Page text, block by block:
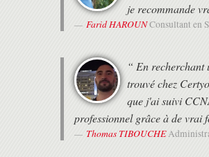
Décrire FCoE
Configurer FCoE sur Cisco MDS
Améliorer la gestion de la sécurité
Configurer les services AAA
Mettre en oeuvre la sécurité des
Configurer FC-SP
Mettre en oeuvre le cryptage des liens
MISE EN OEUVRE DE FIBRE CHANNEL
je recommande
Farid HAROUNConsultant en
“ En recherchant
trouvé chez
que j'ai suivi
professionnel grâce à de vrai
Thomas TIBOUCHE